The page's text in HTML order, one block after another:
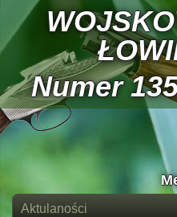
Numer
Aktulaności